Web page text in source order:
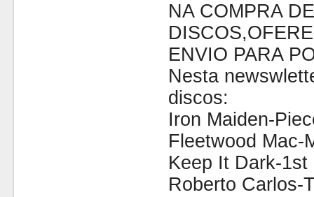
NA COMPRA
ENVIO PARA
Nesta
discos:
Iron Maiden-
Fleetwood Mac-
Keep It Dark-
Roberto Carlos-